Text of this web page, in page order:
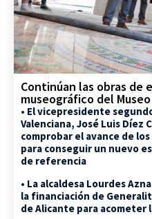
Continúan las obras de
museográfico del
• El vicepresidente
Valenciana, José Luis Díez
comprobar el avance de
para conseguir un nuevo
de referencia
• La alcaldesa Lourdes
la financiación de
de Alicante para acometer